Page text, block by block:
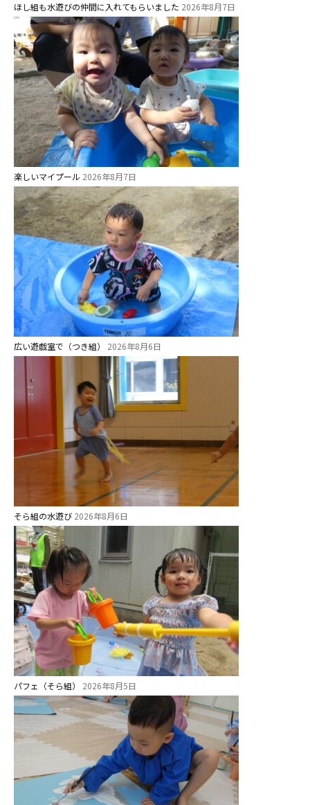
ほし組も水遊びの仲間に入れてもらいました 2026年8月7日
楽しいマイプール 2026年8月7日
広い遊戯室で（つき組） 2026年8月6日
そら組の水遊び 2026年8月6日
パフェ（そら組） 2026年8月5日
1歳・2歳親子登園［マリポサクラ
ス ]
2歳児ひとり登園［ゆず組 ]
グループ施設・
関係先リンク
学校法⼈鴨⾕学園 鳳幼稚園
学校法⼈諏訪森学園 諏訪森幼稚
園
⼤阪府私⽴幼稚園連盟
社会福祉法人野田福祉会